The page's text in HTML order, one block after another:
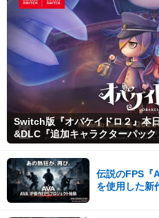
Switch版『オバケイドロ２』本
&DLC『追加キャラクターパック
伝説のFPS
を使用した新